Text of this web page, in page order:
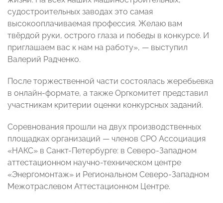
судостроительных заводах это самая
высокооплачиваемая профессия. Желаю вам
твёрдой руки, острого глаза и победы в конкурсе. И
приглашаем вас к нам на работу», — выступил
Валерий Радченко.
После торжественной части состоялась жеребьевка
в онлайн-формате, а также Оргкомитет представил
участникам критерии оценки конкурсных заданий.
Соревнования прошли на двух производственных
площадках организаций — членов СРО Ассоциация
«НАКС» в Санкт-Петербурге: в Северо-Западном
аттестационном научно-техническом центре
«Энергомонтаж» и Региональном Северо-Западном
Межотраслевом Аттестационном Центре.